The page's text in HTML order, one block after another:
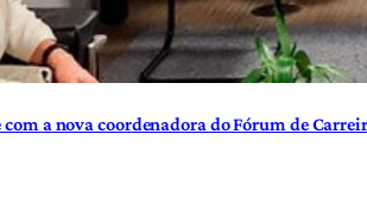
com a nova coordenadora do Fórum de